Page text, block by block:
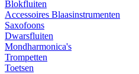
Blokfluiten
Accessoires Blaasinstrumenten
Saxofoons
Dwarsfluiten
Mondharmonica's
Trompetten
Toetsen